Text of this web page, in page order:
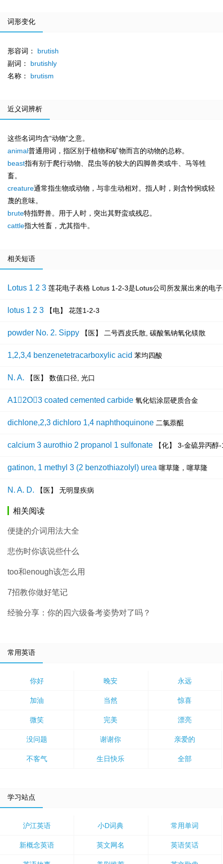
词形变化
形容词：
brutish
副词：
brutishly
名称：
brutism
近义词辨析
这些名词均含“动物”之意。
animal普通用词，指区别于植物和矿物而言的动物的总称。
beast指有别于爬行动物、昆虫等的较大的四脚兽类或牛、马等牲
畜。
creature通常指生物或动物，与非生动相对。指人时，则含怜悯或轻
蔑的意味。
brute特指野兽。用于人时，突出其野蛮或残忍。
cattle指大牲畜，尤其指牛。
相关短语
Lotus 1 2 3 莲花电子表格 Lotus 1-2-3是Lotus公司所发展出来的电
lotus 1 2 3 【电】 花莲1-2-3
powder No. 2. Sippy 【医】 二号西皮氏散, 碳酸氢钠氧化镁散
1,2,3,4 benzenetetracarboxylic acid 苯均四酸
N. A. 【医】 数值口径, 光口
A12O3 coated cemented carbide 氧化铝涂层硬质合金
dichlone,2,3 dichloro 1,4 naphthoquinone 二氯萘醌
calcium 3 aurothio 2 propanol 1 sulfonate 【化】 3-金硫异丙醇
gatinon, 1 methyl 3 (2 benzothiazolyl) urea 噻草隆，噻草隆
N. A. D. 【医】 无明显疾病
相关阅读
便捷的介词用法大全
悲伤时你该说些什么
too和enough该怎么用
7招教你做好笔记
经验分享：你的四六级备考姿势对了吗？
常用英语
你好 晚安 永远
加油 当然 惊喜
微笑 完美 漂亮
没问题 谢谢你 亲爱的
不客气 生日快乐 全部
学习站点
沪江英语 小D词典 常用单词
新概念英语 英文网名 英语笑话